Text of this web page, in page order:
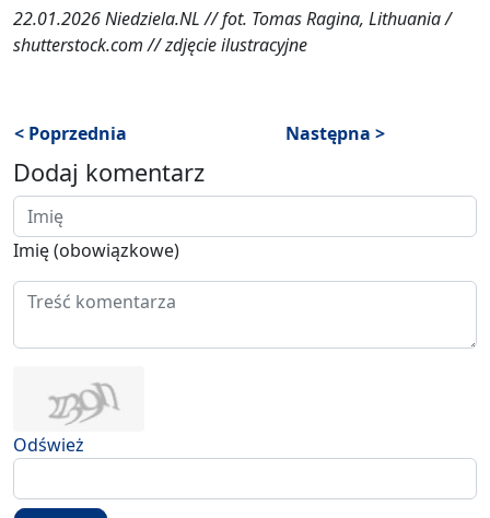
22.01.2026 Niedziela.NL // fot. Tomas Ragina, Lithuania /
shutterstock.com // zdjęcie ilustracyjne
< Poprzednia Następna >
Dodaj komentarz
Imię (obowiązkowe)
Odśwież